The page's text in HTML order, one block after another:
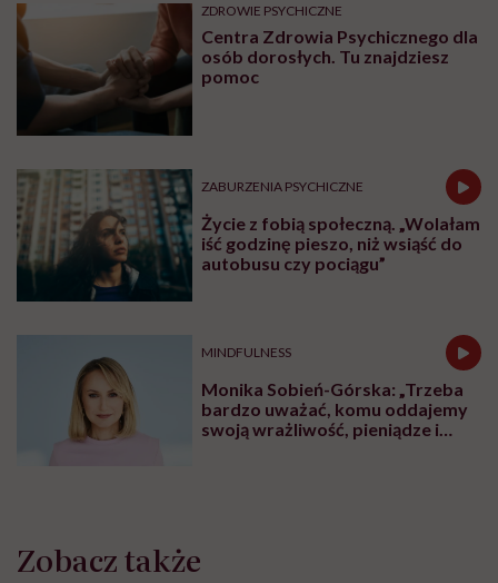
ZDROWIE PSYCHICZNE
Centra Zdrowia Psychicznego dla
osób dorosłych. Tu znajdziesz
pomoc
ZABURZENIA PSYCHICZNE
Życie z fobią społeczną. „Wolałam
iść godzinę pieszo, niż wsiąść do
autobusu czy pociągu”
MINDFULNESS
Monika Sobień-Górska: „Trzeba
bardzo uważać, komu oddajemy
swoją wrażliwość, pieniądze i
Zobacz także